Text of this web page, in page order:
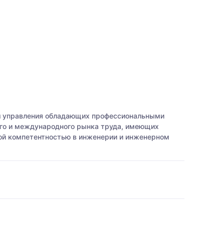
управления обладающих профессиональными
и международного рынка труда, имеющих
компетентностью в инженерии и инженерном